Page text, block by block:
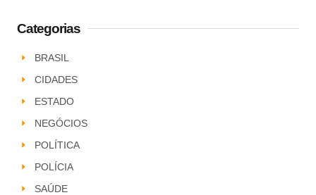
Categorias
BRASIL
CIDADES
ESTADO
NEGÓCIOS
POLÍTICA
POLÍCIA
SAÚDE